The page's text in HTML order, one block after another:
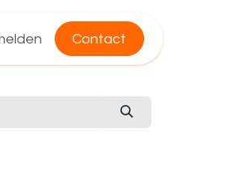
Contact